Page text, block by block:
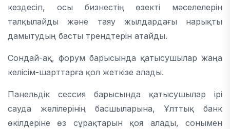
кездесіп, осы бизнестің өзекті мәселелерін
талқылайды және таяу жылдардағы нарықты
дамытудың басты трендтерін атайды.
Сондай-ақ, форум барысында қатысушылар жаңа
келісім-шарттарға қол жеткізе алады.
Панельдік сессия барысында қатысушылар ірі
сауда желілерінің басшыларына, Ұлттық банк
өкілдеріне өз сұрақтарын қоя алады, сонымен